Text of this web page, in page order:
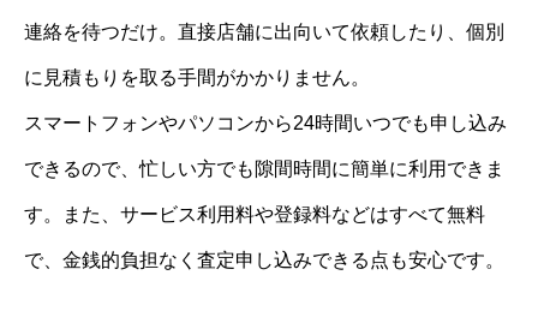
連絡を待つだけ。直接店舗に出向いて依頼したり、個別
に見積もりを取る手間がかかりません。
スマートフォンやパソコンから24時間いつでも申し込み
できるので、忙しい方でも隙間時間に簡単に利用できま
す。また、サービス利用料や登録料などはすべて無料
で、金銭的負担なく査定申し込みできる点も安心です。